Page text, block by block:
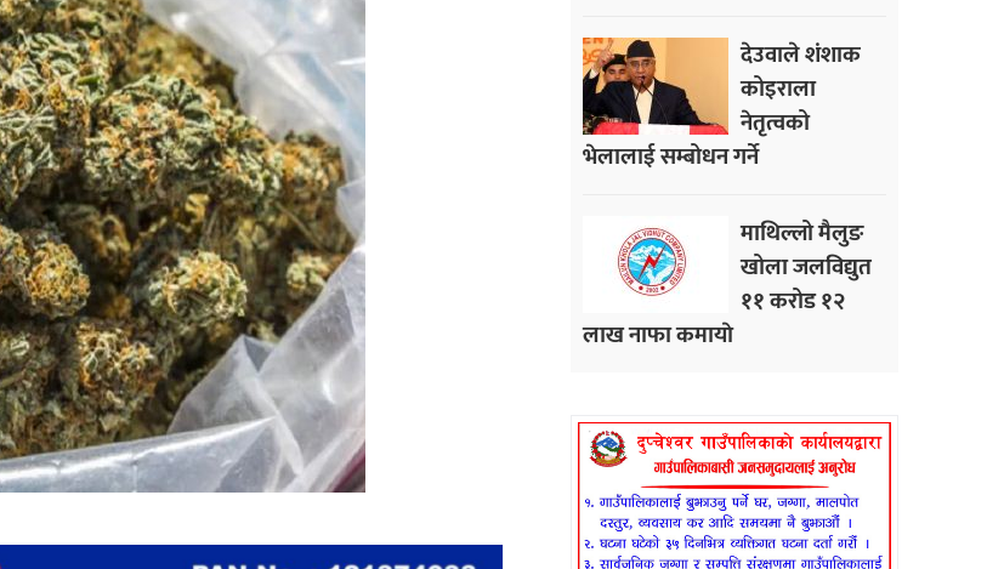
देउवाले शंशाक
कोइराला
नेतृत्वको
भेलालाई सम्बोधन गर्ने
माथिल्लो मैलुङ
खोला जलविद्युत
११ करोड १२
लाख नाफा कमायाे